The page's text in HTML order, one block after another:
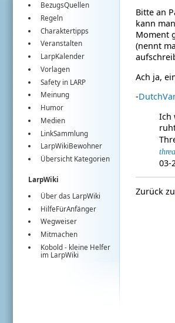
BezugsQuellen
Regeln
Charaktertipps
Veranstalten
LarpKalender
Vorlagen
Safety in LARP
Meinung
Humor
Medien
LinkSammlung
LarpWikiBewohner
Übersicht Kategorien
LarpWiki
Über das LarpWiki
HilfeFürAnfänger
Wegweiser
Mitmachen
Kobold - kleine Helfer
im LarpWiki
Bitte an
kann
Moment
(nennt
Ach ja,
-
Ich
03-
Zurück zu